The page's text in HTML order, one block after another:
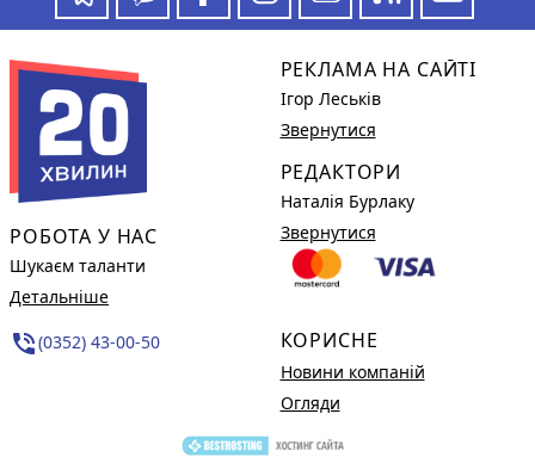
РОБОТА У НАС
Шукаєм таланти
Детальніше
phone_in_talk(0352) 43-00-50
РЕКЛАМА НА САЙТІ
Ігор Леськів
Звернутися
РЕДАКТОРИ
Наталія Бурлаку
Звернутися
КОРИСНЕ
Новини компаній
Огляди